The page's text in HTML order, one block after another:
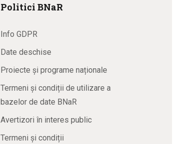
Politici BNaR
Info GDPR
Date deschise
Proiecte și programe naționale
Termeni și condiții de utilizare a
bazelor de date BNaR
Avertizori în interes public
Termeni și condiții